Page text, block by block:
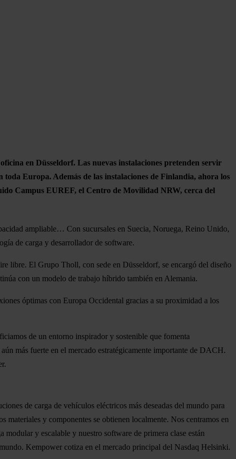
en Düsseldorf. Las nuevas instalaciones pretenden servir
Europa. Además de las instalaciones de Finlandia, ahora los
Campus EUREF, el Centro de Movilidad NRW, cerca del
ampliable… Con sucursales en Suecia, Noruega, Reino Unido,
de carga y desarrollador de software.
libre. El Grupo Tholl, con sede en Düsseldorf, se encargó del diseño
con un modelo de trabajo híbrido también en Alemania.
óptimas con Europa Occidental gracias a su proximidad a los
de un entorno inspirador y sostenible que fomenta
más fuerte en el mercado estratégicamente importante de DACH.
de carga de vehículos eléctricos más deseadas del mundo para
y componentes se obtienen localmente. Nos centramos en
modular y escalable y nuestro software de primera clase están
Kempower cotiza en el mercado principal del Nasdaq Helsinki.